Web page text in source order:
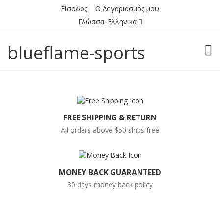
Είσοδος
Ο Λογαριασμός μου
Γλώσσα: Ελληνικά
blueflame-sports
FREE SHIPPING & RETURN
All orders above $50 ships free
MONEY BACK GUARANTEED
30 days money back policy